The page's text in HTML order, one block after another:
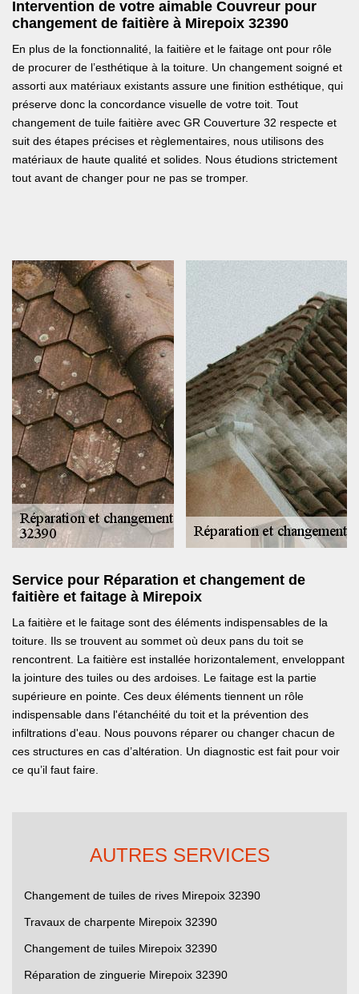
Intervention de votre aimable Couvreur pour
changement de faitière à Mirepoix 32390
En plus de la fonctionnalité, la faitière et le faitage ont pour rôle
de procurer de l’esthétique à la toiture. Un changement soigné et
assorti aux matériaux existants assure une finition esthétique, qui
préserve donc la concordance visuelle de votre toit. Tout
changement de tuile faitière avec GR Couverture 32 respecte et
suit des étapes précises et règlementaires, nous utilisons des
matériaux de haute qualité et solides. Nous étudions strictement
tout avant de changer pour ne pas se tromper.
Service pour Réparation et changement de
faitière et faitage à Mirepoix
La faitière et le faitage sont des éléments indispensables de la
toiture. Ils se trouvent au sommet où deux pans du toit se
rencontrent. La faitière est installée horizontalement, enveloppant
la jointure des tuiles ou des ardoises. Le faitage est la partie
supérieure en pointe. Ces deux éléments tiennent un rôle
indispensable dans l'étanchéité du toit et la prévention des
infiltrations d'eau. Nous pouvons réparer ou changer chacun de
ces structures en cas d’altération. Un diagnostic est fait pour voir
ce qu’il faut faire.
AUTRES SERVICES
Changement de tuiles de rives Mirepoix 32390
Travaux de charpente Mirepoix 32390
Changement de tuiles Mirepoix 32390
Réparation de zinguerie Mirepoix 32390